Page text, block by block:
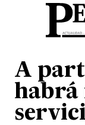
A
habrá